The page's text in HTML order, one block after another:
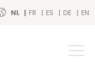
NL FR ES DE EN